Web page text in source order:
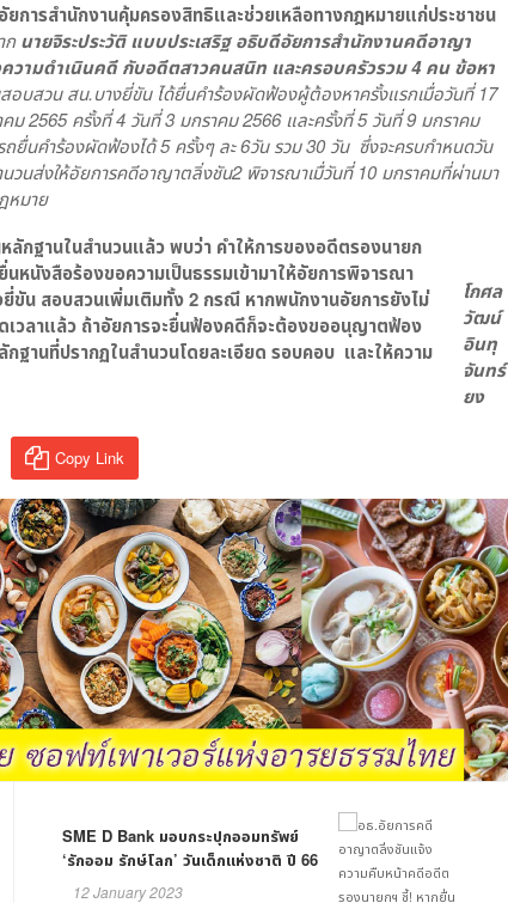
ารสำนักงานคุ้มครองสิทธิและช่วยเหลือทางกฎหมายแก่ประชาชน
กนายจิระประวัติ แบบประเสริฐ อธิบดีอัยการสำนักงานคดีอาญา
ามดำเนินคดี กับอดีตสาวคนสนิท และครอบครัวรวม4คน ข้อหา
อบสวน สน.บางยี่ขัน ได้ยื่นคำร้องผัดฟ้องผู้ต้องหาครั้งแรกเมื่อวันที่17
ม2565ครั้งที่4 วันที่3มกราคม 2566และครั้งที่5วันที่9มกราคม
ถยื่นคำร้องผัดฟ้องได้5ครั้งๆ ละ6วัน รวม30 วัน ซึ่งจะครบกำหนดวัน
วนส่งให้อัยการคดีอาญาตลิ่งชัน2พิจารณาเมื่วันที่10 มกราคมที่ผ่านมา
หมาย
โกศล
วัฒน์
อินทุ
จันทร์
ยง
ลักฐานในสำนวนแล้ว พบว่า คำให้การของอดีตรองนายก
นหนังสือร้องขอความเป็นธรรมเข้ามาให้อัยการพิจารณา
ขัน สอบสวนเพิ่มเติมทั้ง2 กรณี หากพนักงานอัยการยังไม่
วลาแล้ว ถ้าอัยการจะยื่นฟ้องคดีก็จะต้องขออนุญาตฟ้อง
านที่ปรากฏในสำนวนโดยละเอียด รอบคอบ และให้ความ
Copy Link
SME D Bank มอบกระปุกออมทรัพย์
‘รักออม รักษ์โลก’ วันเด็กแห่งชาติ ปี 66
12 January 2023